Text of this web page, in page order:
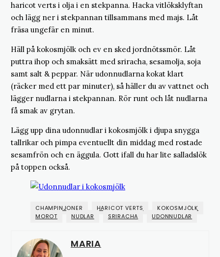
haricot verts i olja i en stekpanna. Hacka vitlöksklyftan
och lägg ner i stekpannan tillsammans med majs. Låt
fräsa ungefär en minut.
Häll på kokosmjölk och ev en sked jordnötssmör. Låt
puttra ihop och smaksätt med sriracha, sesamolja, soja
samt salt & peppar. När udonnudlarna kokat klart
(räcker med ett par minuter), så häller du av vattnet och
lägger nudlarna i stekpannan. Rör runt och låt nudlarna
få smak av grytan.
Lägg upp dina udonnudlar i kokosmjölk i djupa snygga
tallrikar och pimpa eventuellt din middag med rostade
sesamfrön och en äggula. Gott ifall du har lite salladslök
på toppen också.
CHAMPINJONER HARICOT VERTS
KOKOSMJÖLK
MOROT
NUDLAR SRIRACHA UDONNUDLAR
MARIA